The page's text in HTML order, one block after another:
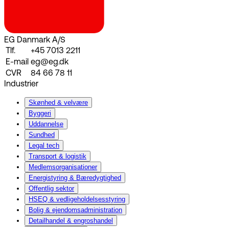
EG Danmark A/S
Tlf.
+45 7013 2211
E-mail eg@eg.dk
CVR
84 66 78 11
Industrier
Skønhed & velvære
Byggeri
Uddannelse
Sundhed
Legal tech
Transport & logistik
Medlemsorganisationer
Energistyring & Bæredygtighed
Offentlig sektor
HSEQ & vedligeholdelsesstyring
Bolig & ejendomsadministration
Detailhandel & engroshandel